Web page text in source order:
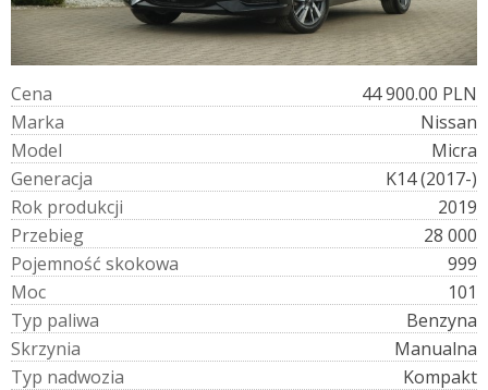
Cena
44 900.00 PLN
Marka
Nissan
Model
Micra
Generacja
K14 (2017-)
Rok produkcji
2019
Przebieg
28 000
Pojemność skokowa
999
Moc
101
Typ paliwa
Benzyna
Skrzynia
Manualna
Typ nadwozia
Kompakt